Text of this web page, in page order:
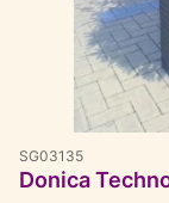
SG03135
Donica